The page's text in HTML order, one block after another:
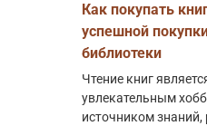
Как покупать
успешной
библиотеки
Чтение книг
увлекательным
источником знаний,